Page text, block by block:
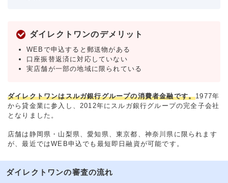
ダイレクトワンのデメリット
WEBで申込すると郵送物がある
口座振替返済に対応していない
実店舗が一部の地域に限られている
ダイレクトワンはスルガ銀行グループの消費者金融です。1977年
から貸金業に参入し、2012年にスルガ銀行グループの完全子会社
となりました。
店舗は静岡県・山梨県、愛知県、東京都、神奈川県に限られます
が、最近ではWEB申込でも最短即日融資が可能です。
ダイレクトワンの審査の流れ